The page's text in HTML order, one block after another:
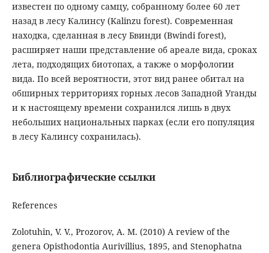
известен по одному самцу, собранному более 60 лет
назад в лесу Калинсу (Kalinzu forest). Современная
находка, сделанная в лесу Бвинди (Bwindi forest),
расширяет наши представление об ареале вида, сроках
лета, подходящих биотопах, а также о морфологии
вида. По всей вероятности, этот вид ранее обитал на
обширных территориях горных лесов Западной Уганды
и к настоящему времени сохранился лишь в двух
небольших национальных парках (если его популяция
в лесу Калинсу сохранилась).
Библиографические ссылки
References
Zolotuhin, V. V., Prozorov, A. M. (2010) A review of the
genera Opisthodontia Aurivillius, 1895, and Stenophatna